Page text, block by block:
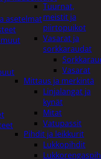
Tuurnat,
meistit ja
piirtopuikot
Vasarat ja
sorkkaraudat
Vasarat
Mittaus ja merkintä
Linjalangat ja
kynät
Mitat
Vatupassit
Pihdit ja leikkurit
Lukkopihdit
asetelmat